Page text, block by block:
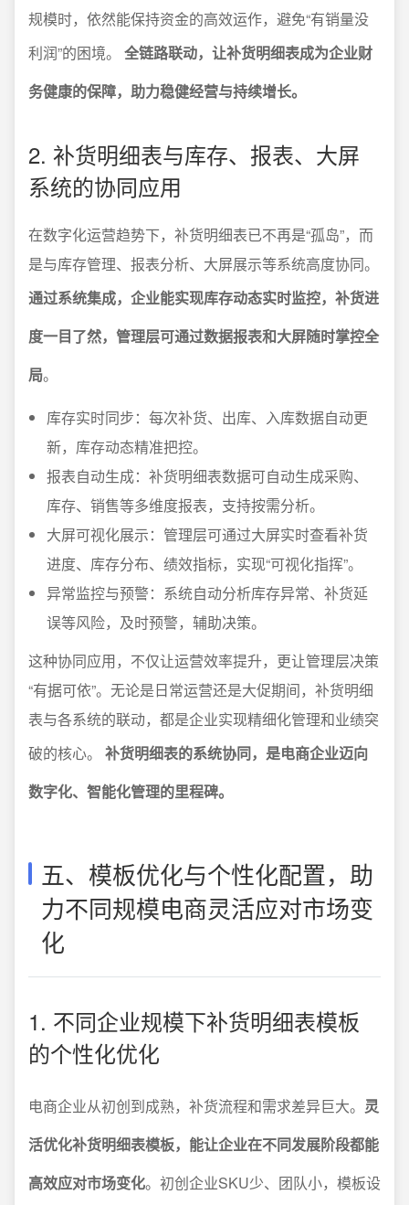
规模时，依然能保持资金的高效运作，避免“有销量没
利润”的困境。 全链路联动，让补货明细表成为企业财
务健康的保障，助力稳健经营与持续增长。
2. 补货明细表与库存、报表、大屏
系统的协同应用
在数字化运营趋势下，补货明细表已不再是“孤岛”，而
是与库存管理、报表分析、大屏展示等系统高度协同。
通过系统集成，企业能实现库存动态实时监控，补货进
度一目了然，管理层可通过数据报表和大屏随时掌控全
局。
库存实时同步：每次补货、出库、入库数据自动更
新，库存动态精准把控。
报表自动生成：补货明细表数据可自动生成采购、
库存、销售等多维度报表，支持按需分析。
大屏可视化展示：管理层可通过大屏实时查看补货
进度、库存分布、绩效指标，实现“可视化指挥”。
异常监控与预警：系统自动分析库存异常、补货延
误等风险，及时预警，辅助决策。
这种协同应用，不仅让运营效率提升，更让管理层决策
“有据可依”。无论是日常运营还是大促期间，补货明细
表与各系统的联动，都是企业实现精细化管理和业绩突
破的核心。 补货明细表的系统协同，是电商企业迈向
数字化、智能化管理的里程碑。
五、模板优化与个性化配置，助
力不同规模电商灵活应对市场变
化
1. 不同企业规模下补货明细表模板
的个性化优化
电商企业从初创到成熟，补货流程和需求差异巨大。 灵
活优化补货明细表模板，能让企业在不同发展阶段都能
高效应对市场变化。初创企业SKU少、团队小，模板设